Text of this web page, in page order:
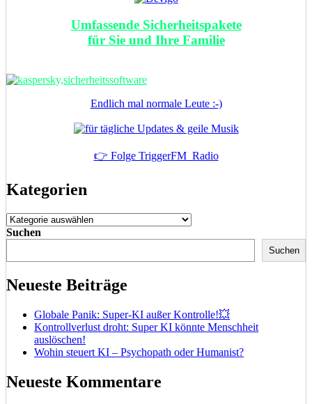
Umfassende Sicherheitspakete
für Sie und Ihre Familie
Endlich mal normale Leute :-)
👉 Folge TriggerFM_Radio
Kategorien
Kategorien
Suchen
Suchen
Neueste Beiträge
Globale Panik: Super-KI außer Kontrolle!💥
Kontrollverlust droht: Super KI könnte Menschheit
auslöschen!
Wohin steuert KI – Psychopath oder Humanist?
Neueste Kommentare